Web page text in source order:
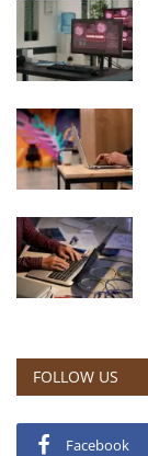
FOLLOW US
Facebook